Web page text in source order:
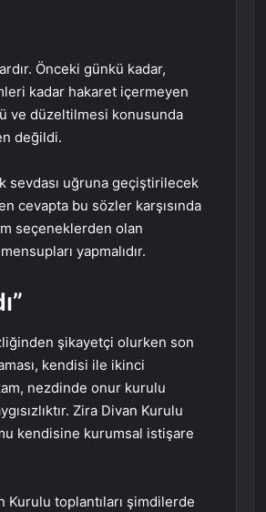
Önceki günkü kadar,
kadar hakaret içermeyen
ve düzeltilmesi konusunda
değildi.
sevdası uğruna geçiştirilecek
cevapta bu sözler karşısında
seçeneklerden olan
yapmalıdır.
şikayetçi olurken son
kendisi ile ikinci
nezdinde onur kurulu
Zira Divan Kurulu
kendisine kurumsal istişare
Kurulu toplantıları şimdilerde